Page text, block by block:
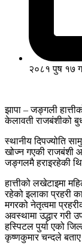
२०८१ पुष १७
झापा – जङ्गली
केलावती राजबंशीको
स्थानीय दिपज्योति
खोज्न गएकी राजबंशी
जङ्गलमै हराइरहेकी
हात्तीको लखेटाइमा
रहेको इलाका प्रहरी
मगरको नेतृत्वमा
अवस्थामा उद्धार गरी
हस्पिटल पुर्या एको
कृष्णकुमार चन्दले